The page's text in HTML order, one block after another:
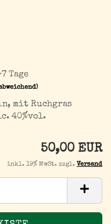
Tage
mit Ruchgras
40%vol.
50,00 EUR
inkl. 19% MwSt. zzgl. Versand